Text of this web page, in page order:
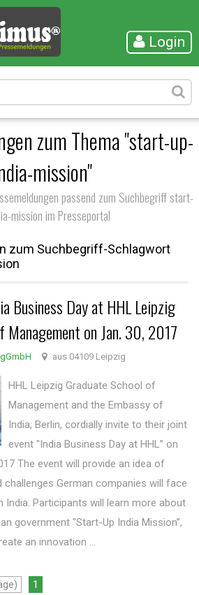
Login
zum Thema "start-up-
mission"
passend zum Suchbegriff start-
mission im Presseportal
zum Suchbegriff-Schlagwort
Business Day at HHL Leipzig
Management on Jan. 30, 2017
aus 04109 Leipzig
HHL Leipzig Graduate School of
Management and the Embassy of
India, Berlin, cordially invite to their joint
event "India Business Day at HHL” on
The event will provide an idea of
German companies will face
India. Participants will learn more about
government "Start-Up India Mission”,
an innovation ...
1